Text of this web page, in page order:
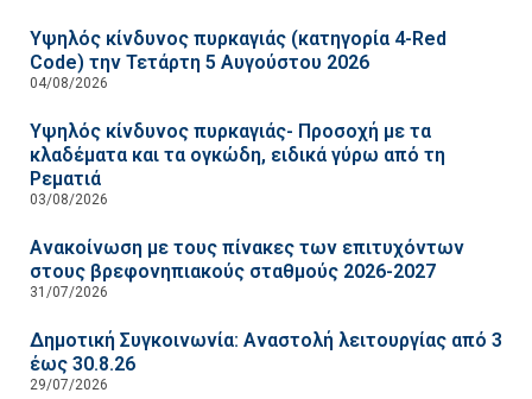
Υψηλός κίνδυνος πυρκαγιάς (κατηγορία 4-Red
Code) την Τετάρτη 5 Αυγούστου 2026
04/08/2026
Υψηλός κίνδυνος πυρκαγιάς- Προσοχή με τα
κλαδέματα και τα ογκώδη, ειδικά γύρω από τη
Ρεματιά
03/08/2026
Ανακοίνωση με τους πίνακες των επιτυχόντων
στους βρεφονηπιακούς σταθμούς 2026-2027
31/07/2026
Δημοτική Συγκοινωνία: Αναστολή λειτουργίας από 3
έως 30.8.26
29/07/2026